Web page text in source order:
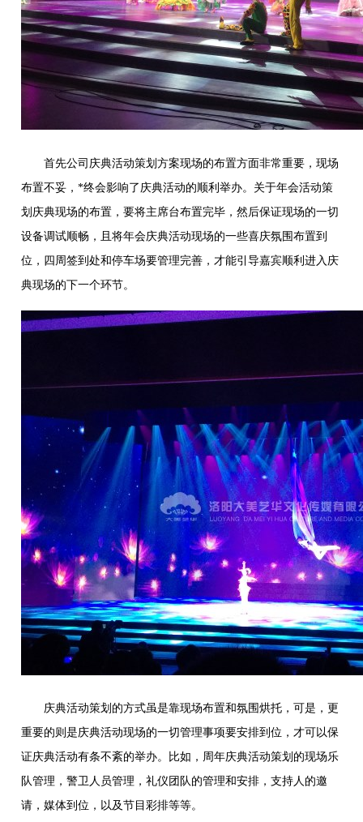
首先公司庆典活动策划方案现场的布置方面非常重要，现场
布置不妥，*终会影响了庆典活动的顺利举办。关于年会活动策
划庆典现场的布置，要将主席台布置完毕，然后保证现场的一切
设备调试顺畅，且将年会庆典活动现场的一些喜庆氛围布置到
位，四周签到处和停车场要管理完善，才能引导嘉宾顺利进入庆
典现场的下一个环节。
庆典活动策划的方式虽是靠现场布置和氛围烘托，可是，更
重要的则是庆典活动现场的一切管理事项要安排到位，才可以保
证庆典活动有条不紊的举办。比如，周年庆典活动策划的现场乐
队管理，警卫人员管理，礼仪团队的管理和安排，支持人的邀
请，媒体到位，以及节目彩排等等。